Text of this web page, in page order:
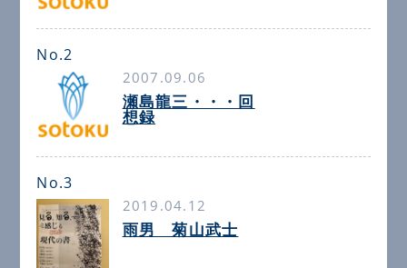
No.2
2007.09.06
瀬島龍三・・・回
想録
No.3
2019.04.12
雨男 菊山武士